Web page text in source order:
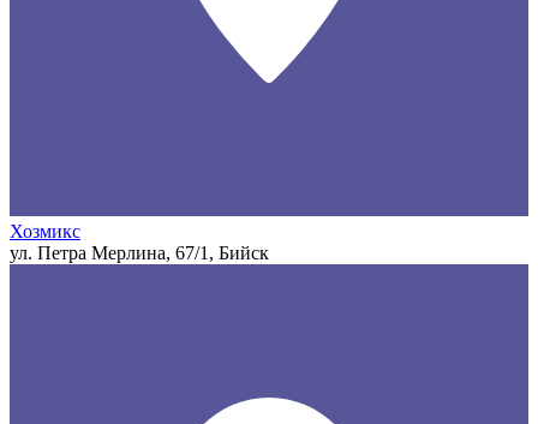
Хозмикс
ул. Петра Мерлина, 67/1, Бийск